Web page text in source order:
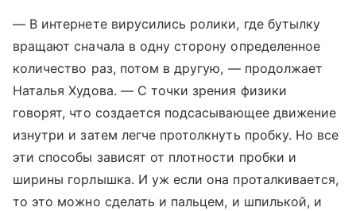
— В интернете вирусились ролики, где бутылку
вращают сначала в одну сторону определенное
количество раз, потом в другую, — продолжает
Наталья Худова. — С точки зрения физики
говорят, что создается подсасывающее движение
изнутри и затем легче протолкнуть пробку. Но все
эти способы зависят от плотности пробки и
ширины горлышка. И уж если она проталкивается,
то это можно сделать и пальцем, и шпилькой, и